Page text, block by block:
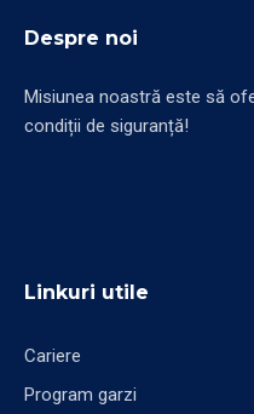
Despre noi
Misiunea noastră este să
condiții de siguranță!
Linkuri utile
Cariere
Program garzi